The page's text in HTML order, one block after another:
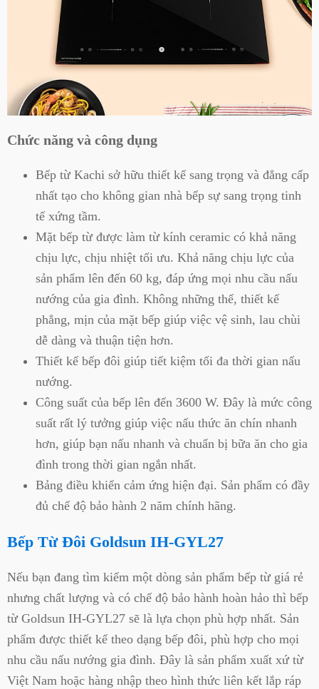
Chức năng và công dụng
Bếp từ Kachi sở hữu thiết kế sang trọng và đẳng cấp
nhất tạo cho không gian nhà bếp sự sang trọng tinh
tế xứng tầm.
Mặt bếp từ được làm từ kính ceramic có khả năng
chịu lực, chịu nhiệt tối ưu. Khả năng chịu lực của
sản phẩm lên đến 60 kg, đáp ứng mọi nhu cầu nấu
nướng của gia đình. Không những thế, thiết kế
phẳng, mịn của mặt bếp giúp việc vệ sinh, lau chùi
dễ dàng và thuận tiện hơn.
Thiết kế bếp đôi giúp tiết kiệm tối đa thời gian nấu
nướng.
Công suất của bếp lên đến 3600 W. Đây là mức công
suất rất lý tưởng giúp việc nấu thức ăn chín nhanh
hơn, giúp bạn nấu nhanh và chuẩn bị bữa ăn cho gia
đình trong thời gian ngắn nhất.
Bảng điều khiển cảm ứng hiện đại. Sản phẩm có đầy
đủ chế độ bảo hành 2 năm chính hãng.
Bếp Từ Đôi Goldsun IH-GYL27
Nếu bạn đang tìm kiếm một dòng sản phẩm bếp từ giá rẻ
nhưng chất lượng và có chế độ bảo hành hoàn hảo thì bếp
từ Goldsun IH-GYL27 sẽ là lựa chọn phù hợp nhất. Sản
phẩm được thiết kế theo dạng bếp đôi, phù hợp cho mọi
nhu cầu nấu nướng gia đình. Đây là sản phẩm xuất xứ từ
Việt Nam hoặc hàng nhập theo hình thức liên kết lắp ráp